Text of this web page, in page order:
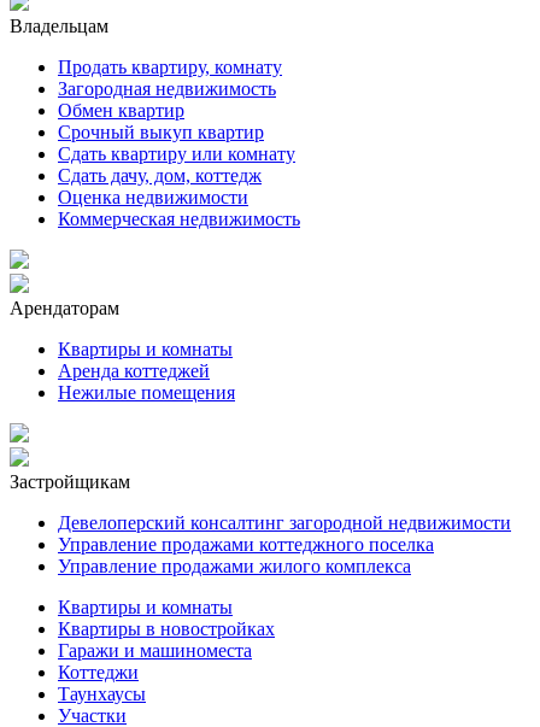
Владельцам
Продать квартиру, комнату
Загородная недвижимость
Обмен квартир
Срочный выкуп квартир
Сдать квартиру или комнату
Сдать дачу, дом, коттедж
Оценка недвижимости
Коммерческая недвижимость
Арендаторам
Квартиры и комнаты
Аренда коттеджей
Нежилые помещения
Застройщикам
Девелоперский консалтинг загородной недвижимости
Управление продажами коттеджного поселка
Управление продажами жилого комплекса
Квартиры и комнаты
Квартиры в новостройках
Гаражи и машиноместа
Коттеджи
Таунхаусы
Участки